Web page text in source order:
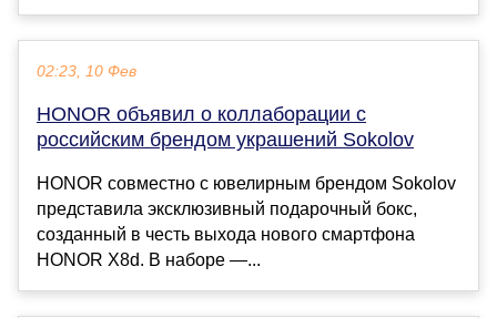
02:23, 10 Фев
HONOR объявил о коллаборации с
российским брендом украшений Sokolov
HONOR совместно с ювелирным брендом Sokolov
представила эксклюзивный подарочный бокс,
созданный в честь выхода нового смартфона
HONOR X8d. В наборе —...